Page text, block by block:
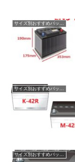
サイズ別おすすめバッテリー
サイズ別おすすめバッテリー